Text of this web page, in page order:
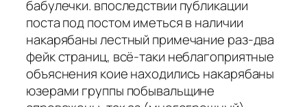
бабулечки. впоследствии публикации
поста под постом иметься в наличии
накарябаны лестный примечание раз-два
фейк страниц, всё-таки неблагоприятные
объяснения коие находились накарябаны
юзерами группы побывальщине